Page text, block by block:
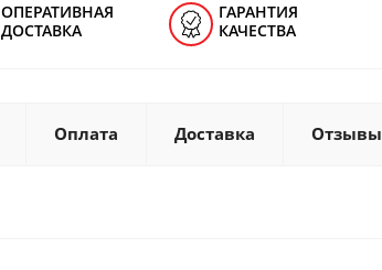
ОПЕРАТИВНАЯ
ДОСТАВКА
ГАРАНТИЯ
КАЧЕСТВА
Оплата Доставка Отзывы